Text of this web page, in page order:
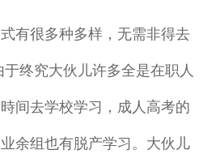
很多种多样，无需非得去
终究大伙儿许多全是在职人
间去学校学习，成人高考的
余组也有脱产学习。大伙儿